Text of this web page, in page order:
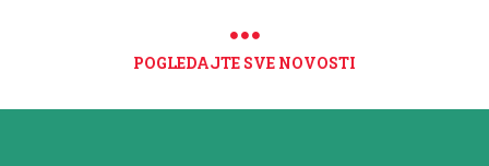
POGLEDAJTE SVE NOVOSTI